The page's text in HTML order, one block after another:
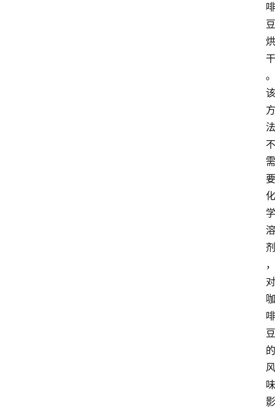
啡
豆
烘
干
。
该
方
法
不
需
要
化
学
溶
剂
，
对
咖
啡
豆
的
风
味
影